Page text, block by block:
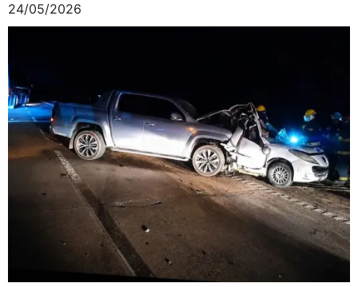
24/05/2026